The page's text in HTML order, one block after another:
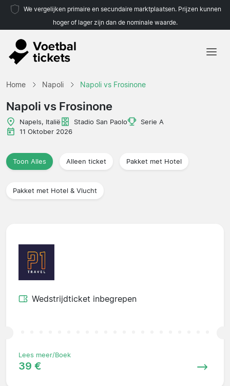
We vergelijken primaire en secundaire marktplaatsen. Prijzen kunnen
hoger of lager zijn dan de nominale waarde.
Home Napoli Napoli vs Frosinone
Napoli vs Frosinone
Napels, Italië Stadio San Paolo
Serie A
11 Oktober 2026
Toon Alles Alleen ticket Pakket met Hotel
Pakket met Hotel & Vlucht
Wedstrijdticket inbegrepen
Lees meer/Boek
39 €